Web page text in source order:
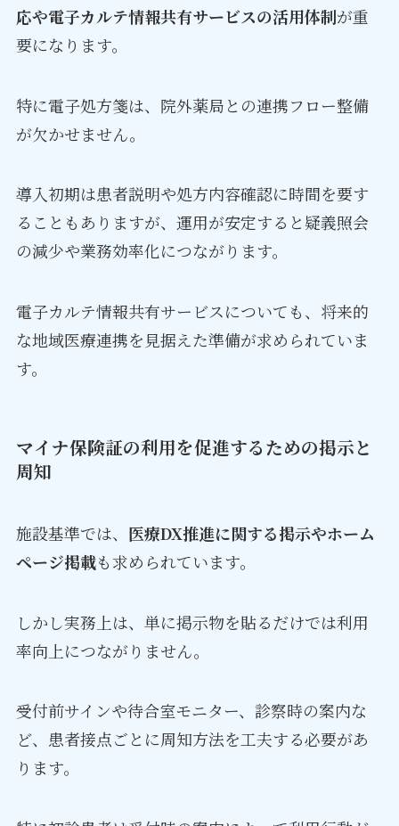
応や電子カルテ情報共有サービスの活用体制が重
要になります。
特に電子処方箋は、院外薬局との連携フロー整備
が欠かせません。
導入初期は患者説明や処方内容確認に時間を要す
ることもありますが、運用が安定すると疑義照会
の減少や業務効率化につながります。
電子カルテ情報共有サービスについても、将来的
な地域医療連携を見据えた準備が求められていま
す。
マイナ保険証の利用を促進するための掲示と
周知
施設基準では、 医療DX推進に関する掲示やホーム
ページ掲載も求められています。
しかし実務上は、単に掲示物を貼るだけでは利用
率向上につながりません。
受付前サインや待合室モニター、診察時の案内な
ど、患者接点ごとに周知方法を工夫する必要があ
ります。